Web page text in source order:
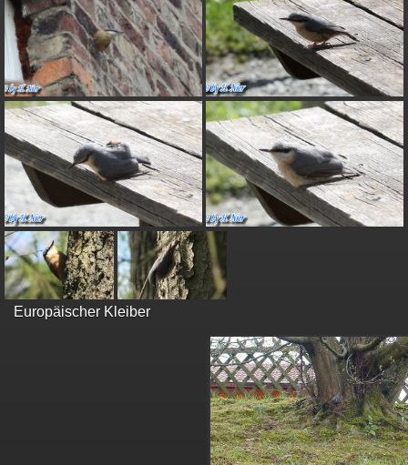
Europäischer Kleiber
Sitta
europaea -
Fund